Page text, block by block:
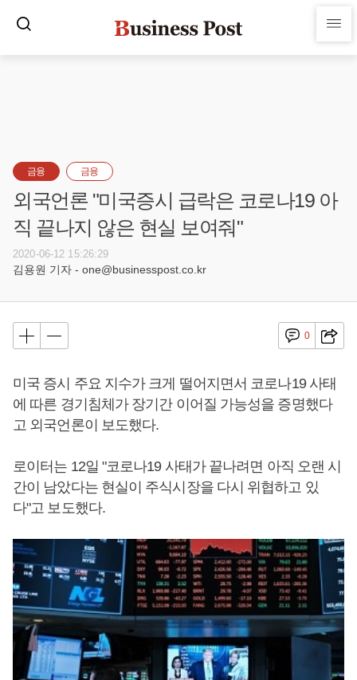
금융 금융
외국언론 "미국증시 급락은 코로나19 아
직 끝나지 않은 현실 보여줘"
2020-06-12 15:26:29
김용원 기자 - one@businesspost.co.kr
0
미국 증시 주요 지수가 크게 떨어지면서 코로나19 사태
에 따른 경기침체가 장기간 이어질 가능성을 증명했다
고 외국언론이 보도했다.
로이터는 12일 "코로나19 사태가 끝나려면 아직 오랜 시
간이 남았다는 현실이 주식시장을 다시 위협하고 있
다"고 보도했다.